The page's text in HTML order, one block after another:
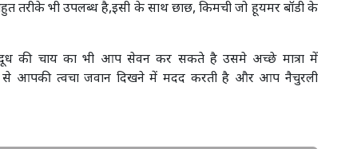
तरीके भी उपलब्ध है,इसी के साथ छाछ, किमची जो हूयमर बॉडी के
दूध की चाय का भी आप सेवन कर सकते है उसमे अच्छे मात्रा में
से आपकी त्वचा जवान दिखने में मदद करती है और आप नैचुरली